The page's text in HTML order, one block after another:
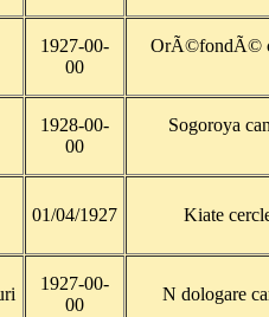
1927-00-
00
OrÃ©fondÃ©
1928-00-
00
Sogoroya
01/04/1927 Kiate
1927-00-
00
N dologare